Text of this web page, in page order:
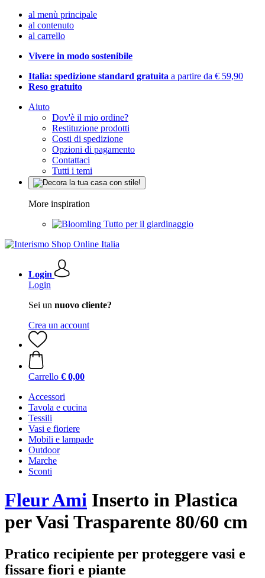
al menù principale
al contenuto
al carrello
Vivere in modo sostenibile
Italia: spedizione standard gratuita a partire da € 59,90
Reso gratuito
Aiuto
Dov'è il mio ordine?
Restituzione prodotti
Costi di spedizione
Opzioni di pagamento
Contattaci
Tutti i temi
More inspiration
Tutto per il giardinaggio
Login
Login
Sei un nuovo cliente?
Crea un account
Carrello € 0,00
Accessori
Tavola e cucina
Tessili
Vasi e fioriere
Mobili e lampade
Outdoor
Marche
Sconti
Fleur Ami Inserto in Plastica
per Vasi Trasparente 80/60 cm
Pratico recipiente per proteggere vasi e
fissare fiori e piante